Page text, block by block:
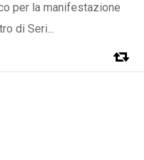
per la manifestazione
di Seri...